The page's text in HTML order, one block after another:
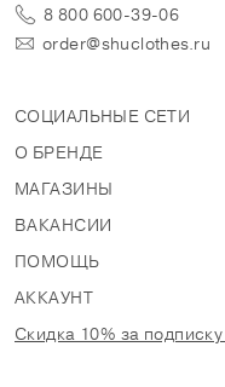
8 800 600-39-06
order@shuclothes.ru
СОЦИАЛЬНЫЕ СЕТИ
О БРЕНДЕ
МАГАЗИНЫ
ВАКАНСИИ
ПОМОЩЬ
АККАУНТ
Скидка 10% за